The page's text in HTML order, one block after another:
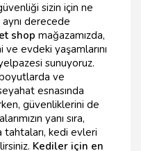
sizin için ne
derecede
shop mağazamızda,
ve evdeki yaşamlarını
sunuyoruz.
ve
esnasında
güvenliklerini de
yanı sıra,
kedi evleri
Kediler için en